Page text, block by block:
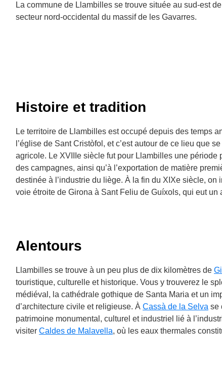
La commune de Llambilles se trouve située au sud-est
secteur nord-occidental du massif de les Gavarres.
Histoire et tradition
Le territoire de Llambilles est occupé depuis des temps
l’église de Sant Cristòfol, et c’est autour de ce lieu que
agricole. Le XVIIIe siècle fut pour Llambilles une période
des campagnes, ainsi qu’à l’exportation de matière
destinée à l’industrie du liège. À la fin du XIXe siècle, on
voie étroite de Girona à Sant Feliu de Guíxols, qui eut un
Alentours
Llambilles se trouve à un peu plus de dix kilomètres de
touristique, culturelle et historique. Vous y trouverez le
médiéval, la cathédrale gothique de Santa Maria et un
d’architecture civile et religieuse. À Cassà de la Selva se
patrimoine monumental, culturel et industriel lié à
visiter Caldes de Malavella, où les eaux thermales